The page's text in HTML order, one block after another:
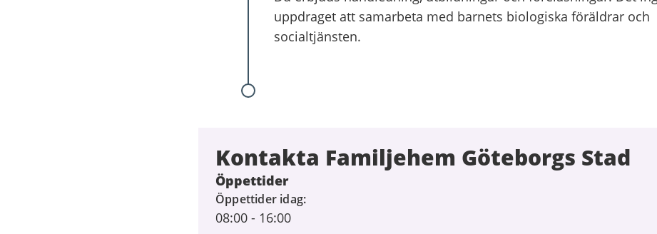
uppdraget att samarbeta med barnets biologiska föräldrar och
socialtjänsten.
Kontakta Familjehem Göteborgs Stad
Öppettider
Öppettider idag
08:00 - 16:00